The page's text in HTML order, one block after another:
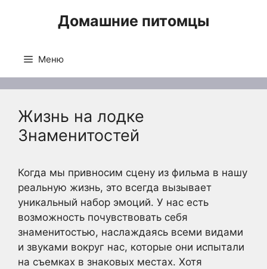
Домашние питомцы
Меню
Жизнь на лодке
Знаменитостей
Когда мы привносим сцену из фильма в нашу
реальную жизнь, это всегда вызывает
уникальный набор эмоций. У нас есть
возможность почувствовать себя
знаменитостью, наслаждаясь всеми видами
и звуками вокруг нас, которые они испытали
на съемках в знаковых местах. Хотя